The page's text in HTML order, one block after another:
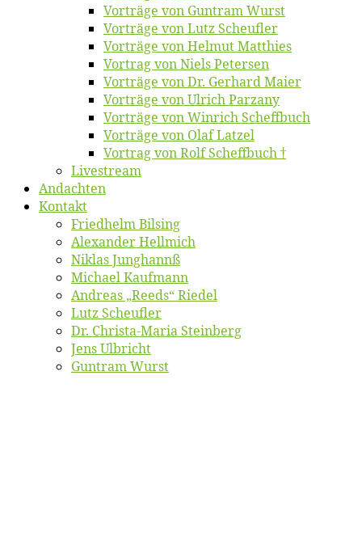
Vor­trä­ge von Gun­tram Wurst
Vor­trä­ge von Lutz Scheufler
Vor­trä­ge von Hel­mut Matthies
Vor­trag von Niels Petersen
Vor­trä­ge von Dr. Ger­hard Maier
Vor­trä­ge von Ul­rich Parzany
Vor­trä­ge von Win­rich Scheffbuch
Vor­trä­ge von Olaf Latzel
Vor­trag von Rolf Scheffbuch †
Live­stream
An­dach­ten
Kon­takt
Fried­helm Bilsing
Alex­an­der Hellmich
Ni­klas Junghannß
Mi­cha­el Kaufmann
An­dre­as „Reeds“ Riedel
Lutz Scheuf­ler
Dr. Chris­­ta-Ma­ria Steinberg
Jens Ulb­richt
Gun­tram Wurst